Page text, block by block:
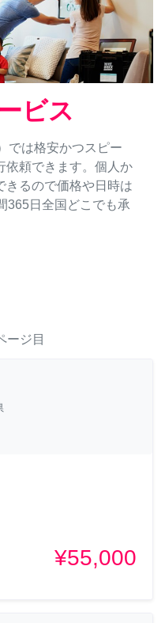
ビス
では格安かつスピー
依頼できます。個人か
きるので価格や日時は
365日全国どこでも承
ージ目
¥55,000